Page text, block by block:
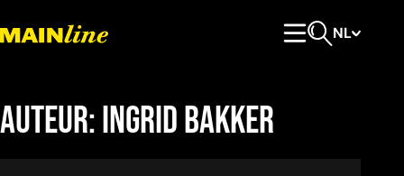
NL
Auteur:Ingrid Bakker